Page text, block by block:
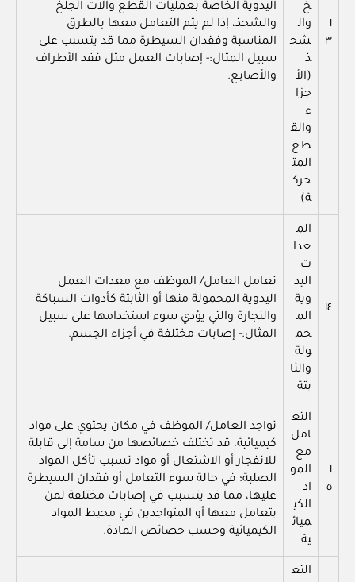
١
٣
خ
وال
شح
ذ
(الأ
جزا
ء
والق
طع
المت
حرك
ة)
اليدوية الخاصة بعمليات القطع وآلات الجلخ
والشحذ، إذا لم يتم التعامل معها بالطرق
المناسبة وفقدان السيطرة مما قد يتسبب على
سبيل المثال:- إصابات العمل مثل فقد الأطراف
والأصابع.
١٤
الم
عدا
ت
اليد
وية
الم
حم
ولة
والثا
بتة
تعامل العامل/ الموظف مع معدات العمل
اليدوية المحمولة منها أو الثابتة كأدوات السباكة
والنجارة والتي يؤدي سوء استخدامها على سبيل
المثال:- إصابات مختلفة في أجزاء الجسم.
١
٥
التع
امل
مع
المو
اد
الكي
ميائ
ية
تواجد العامل/ الموظف في مكان يحتوي على مواد
كيميائية، قد تختلف خصائصها من سامة إلى قابلة
للانفجار أو الاشتعال أو مواد تسبب تأكل المواد
الصلبة؛ في حالة سوء التعامل أو فقدان السيطرة
عليها، مما قد يتسبب في إصابات مختلفة لمن
يتعامل معها أو المتواجدين في محيط المواد
الكيميائية وحسب خصائص المادة.
التع